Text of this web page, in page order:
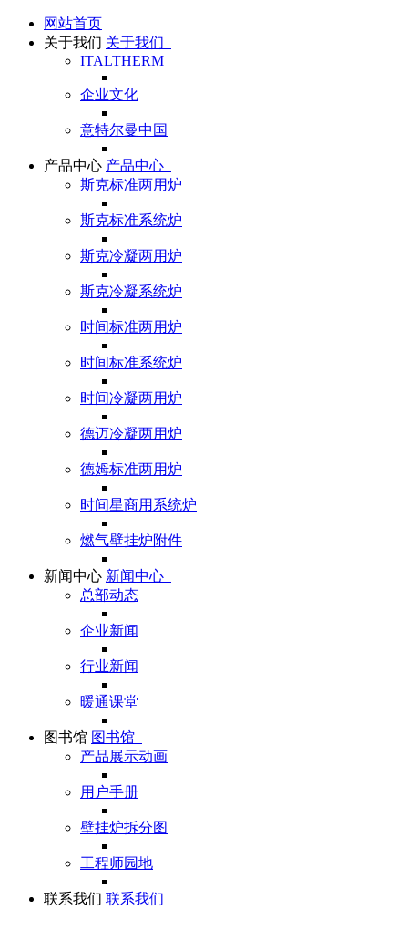
网站首页
关于我们 关于我们
ITALTHERM
企业文化
意特尔曼中国
产品中心 产品中心
斯克标准两用炉
斯克标准系统炉
斯克冷凝两用炉
斯克冷凝系统炉
时间标准两用炉
时间标准系统炉
时间冷凝两用炉
德迈冷凝两用炉
德姆标准两用炉
时间星商用系统炉
燃气壁挂炉附件
新闻中心 新闻中心
总部动态
企业新闻
行业新闻
暖通课堂
图书馆 图书馆
产品展示动画
用户手册
壁挂炉拆分图
工程师园地
联系我们 联系我们